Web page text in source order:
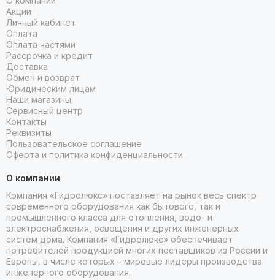
Акции
Личный кабинет
Оплата
Оплата частями
Рассрочка и кредит
Доставка
Обмен и возврат
Юридическим лицам
Наши магазины
Сервисный центр
Контакты
Реквизиты
Пользовательское соглашение
Оферта и политика конфиденциальности
О компании
Компания «Гидролюкс» поставляет на рынок весь спектр
современного оборудования как бытового, так и
промышленного класса для отопления, водо- и
электроснабжения, освещения и других инженерных
систем дома. Компания «Гидролюкс» обеспечивает
потребителей продукцией многих поставщиков из России и
Европы, в числе которых – мировые лидеры производства
инженерного оборудования.